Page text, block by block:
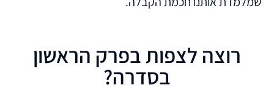
רוצה לצפות בפרק הראשון
בסדרה?